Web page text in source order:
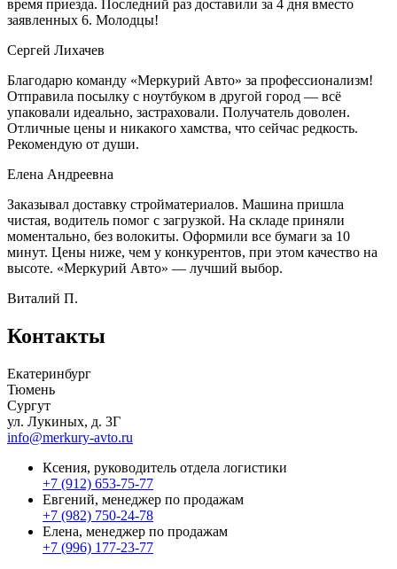
время приезда. Последний раз доставили за 4 дня вместо
заявленных 6. Молодцы!
Сергей Лихачев
Благодарю команду «Меркурий Авто» за профессионализм!
Отправила посылку с ноутбуком в другой город — всё
упаковали идеально, застраховали. Получатель доволен.
Отличные цены и никакого хамства, что сейчас редкость.
Рекомендую от души.
Елена Андреевна
Заказывал доставку стройматериалов. Машина пришла
чистая, водитель помог с загрузкой. На складе приняли
моментально, без волокиты. Оформили все бумаги за 10
минут. Цены ниже, чем у конкурентов, при этом качество на
высоте. «Меркурий Авто» — лучший выбор.
Виталий П.
Контакты
Екатеринбург
Тюмень
Сургут
ул. Лукиных, д. 3Г
info@merkury-avto.ru
Ксения, руководитель отдела логистики
+7 (912) 653-75-77
Евгений, менеджер по продажам
+7 (982) 750-24-78
Елена, менеджер по продажам
+7 (996) 177-23-77